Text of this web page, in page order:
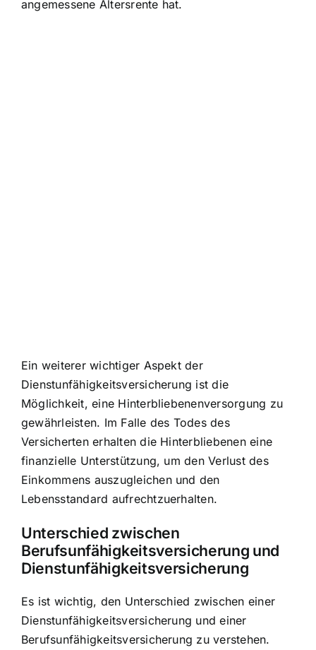
angemessene Altersrente hat.
Ein weiterer wichtiger Aspekt der
Dienstunfähigkeitsversicherung ist die
Möglichkeit, eine Hinterbliebenenversorgung zu
gewährleisten. Im Falle des Todes des
Versicherten erhalten die Hinterbliebenen eine
finanzielle Unterstützung, um den Verlust des
Einkommens auszugleichen und den
Lebensstandard aufrechtzuerhalten.
Unterschied zwischen
Berufsunfähigkeitsversicherung und
Dienstunfähigkeitsversicherung
Es ist wichtig, den Unterschied zwischen einer
Dienstunfähigkeitsversicherung und einer
Berufsunfähigkeitsversicherung zu verstehen.